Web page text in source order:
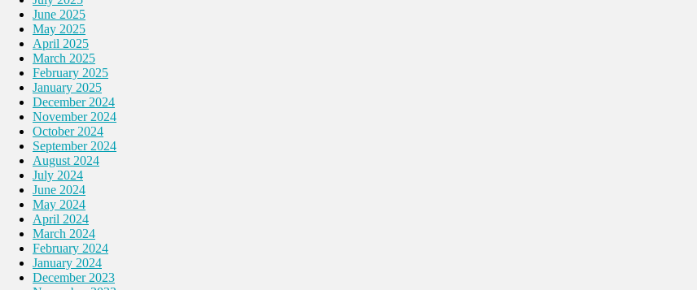
June 2025
May 2025
April 2025
March 2025
February 2025
January 2025
December 2024
November 2024
October 2024
September 2024
August 2024
July 2024
June 2024
May 2024
April 2024
March 2024
February 2024
January 2024
December 2023